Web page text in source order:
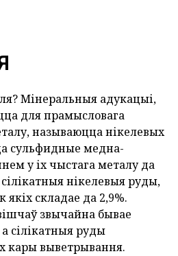
Мінеральныя адукацыі,
для прамысловага
называюцца нікелевых
сульфидные медна-
у іх чыстага металу да
нікелевыя руды,
складае да 2,9%.
звычайна бывае
сілікатныя руды
кары выветрывання.